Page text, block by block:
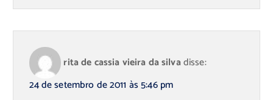
rita de cassia vieira da silvadisse:
24 de setembro de 2011 às 5:46 pm